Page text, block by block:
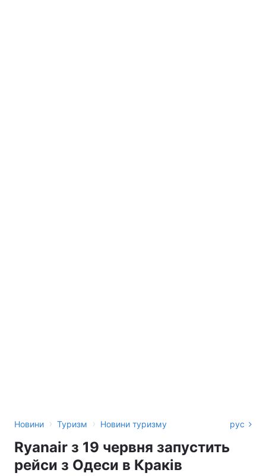
Новини › Туризм › Новини туризму рус
Ryanair з 19 червня запустить
рейси з Одеси в Краків